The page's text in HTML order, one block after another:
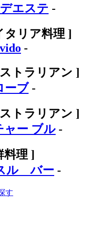
エステ -
リア料理 ]
-
トラリアン ]
ーブ-
トラリアン ]
ャー ブル -
料理 ]
ル バー -
す